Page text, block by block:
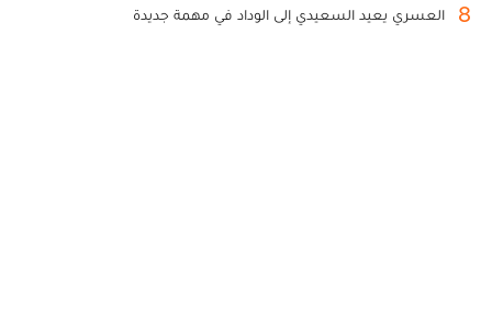
8 العسري يعيد السعيدي إلى الوداد في مهمة جديدة